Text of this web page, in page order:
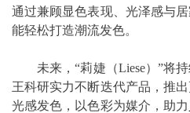
通过兼顾显色表现、光泽感与
能轻松打造潮流发色。
未来，“莉婕（Liese）”将持
王科研实力不断迭代产品，推
光感发色，以色彩为媒介，助